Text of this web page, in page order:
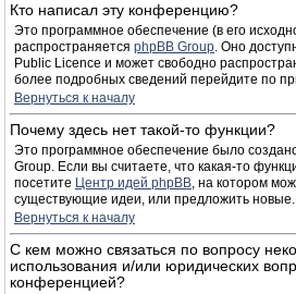
Кто написал эту конференцию?
Это программное обеспечение (в его
распространяется phpBB Group. Оно
Public Licence и может свободно
более подробных сведений перейдите по
Вернуться к началу
Почему здесь нет такой-то функции?
Это программное обеспечение было
Group. Если вы считаете, что какая-то
посетите Центр идей phpBB, на котором
существующие идеи, или предложить новые.
Вернуться к началу
С кем можно связаться по вопросу
использования и/или юридических
конференцией?